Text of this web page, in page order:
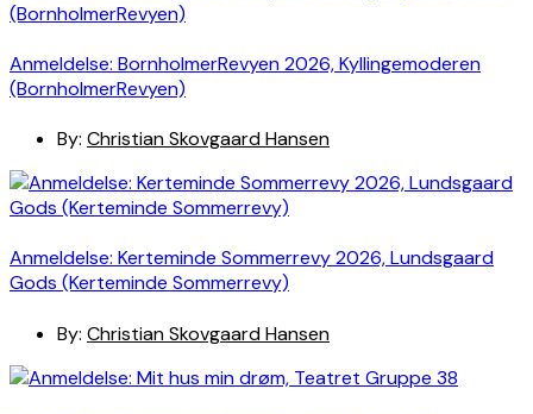
Anmeldelse: BornholmerRevyen 2026, Kyllingemoderen
(BornholmerRevyen)
By: Christian Skovgaard Hansen
Anmeldelse: Kerteminde Sommerrevy 2026, Lundsgaard
Gods (Kerteminde Sommerrevy)
By: Christian Skovgaard Hansen